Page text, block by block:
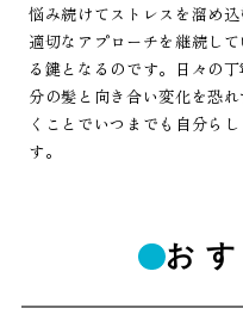
悩み続けてストレスを溜め
適切なアプローチを継続し
る鍵となるのです。日々の
分の髪と向き合い変化を恐
くことでいつまでも自分ら
す。
お